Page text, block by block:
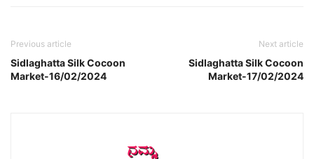
Previous article
Sidlaghatta Silk Cocoon
Market-16/02/2024
Next article
Sidlaghatta Silk Cocoon
Market-17/02/2024